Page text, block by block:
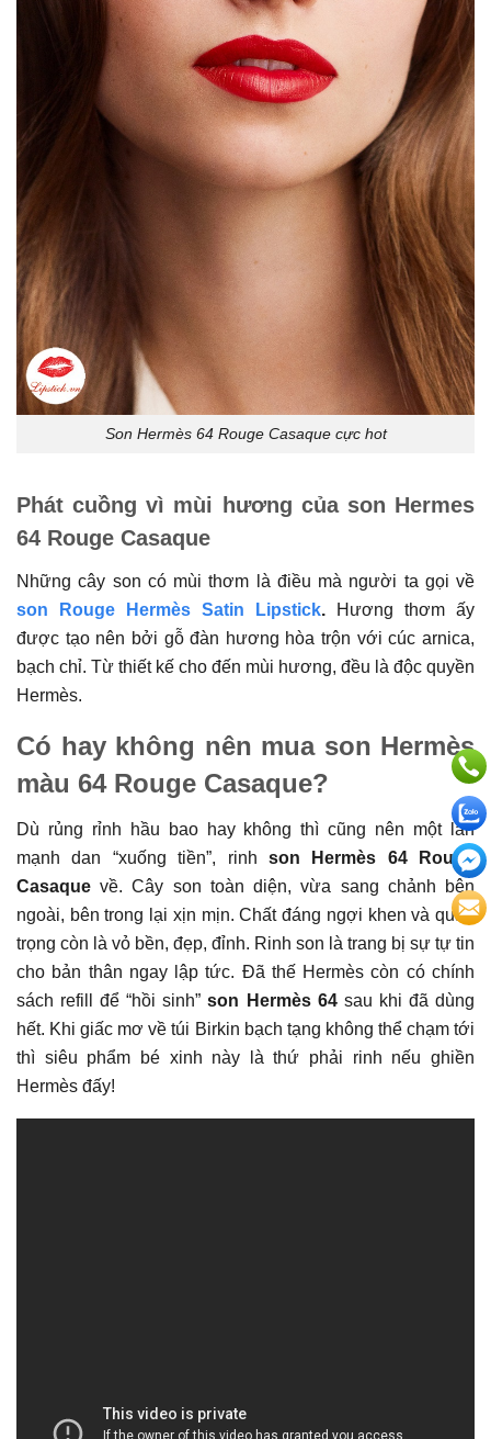
Son Hermès 64 Rouge Casaque cực hot
Phát cuồng vì mùi hương của son Hermes
64 Rouge Casaque
Những cây son có mùi thơm là điều mà người ta gọi về
son Rouge Hermès Satin Lipstick.
Hương thơm ấy
được tạo nên bởi gỗ đàn hương hòa trộn với cúc arnica,
bạch chỉ. Từ thiết kế cho đến mùi hương, đều là độc quyền
Hermès.
Có hay không nên mua son Hermès
màu 64 Rouge Casaque?
Dù rủng rỉnh hầu bao hay không thì cũng nên một lần
mạnh dan “xuống tiền”, rinh son Hermès 64 Rouge
Casaquevề. Cây son toàn diện, vừa sang chảnh bên
ngoài, bên trong lại xịn mịn. Chất đáng ngợi khen và quan
trọng còn là vỏ bền, đẹp, đỉnh. Rinh son là trang bị sự tự tin
cho bản thân ngay lập tức. Đã thế Hermès còn có chính
sách refill để “hồi sinh”son Hermès 64 sau khi đã dùng
hết. Khi giấc mơ về túi Birkin bạch tạng không thể chạm tới
thì siêu phẩm bé xinh này là thứ phải rinh nếu ghiền
Hermès đấy!